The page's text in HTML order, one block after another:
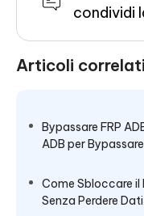
condividi
Articoli correlati
Bypassare FRP
ADB per
Come Sbloccare il
Senza Perdere